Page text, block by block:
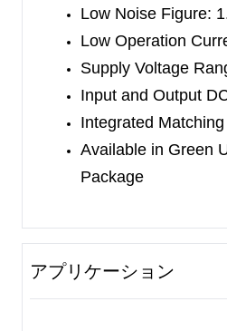
1.1×0.7-6L package.
Low Noise Figure:
Low Operation
Supply Voltage
Input and Output
Integrated
Available in Green
Package
アプリケーション